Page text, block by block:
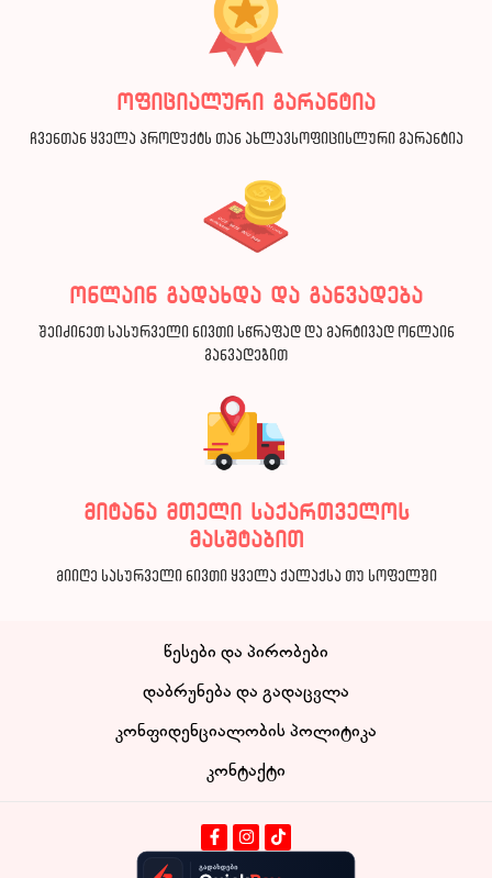
ოფიციალური გარანტია
ჩვენთან ყველა პროდუქტს თან ახლავსოფიცისლური გარანტია
ონლაინ გადახდა და განვადება
შეიძინეთ სასურველი ნივთი სწრაფად და მარტივად ონლაინ
განვადებით
მიტანა მთელი საქართველოს
მასშტაბით
მიიღე სასურველი ნივთი ყველა ქალაქსა თუ სოფელში
წესები და პირობები
დაბრუნება და გადაცვლა
კონფიდენციალობის პოლიტიკა
კონტაქტი